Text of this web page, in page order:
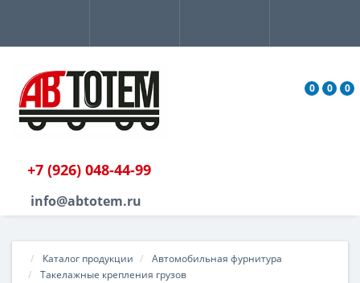
0 0 0
+7 (926) 048-44-99
info@abtotem.ru
Каталог продукции
Автомобильная фурнитура
Такелажные крепления грузов